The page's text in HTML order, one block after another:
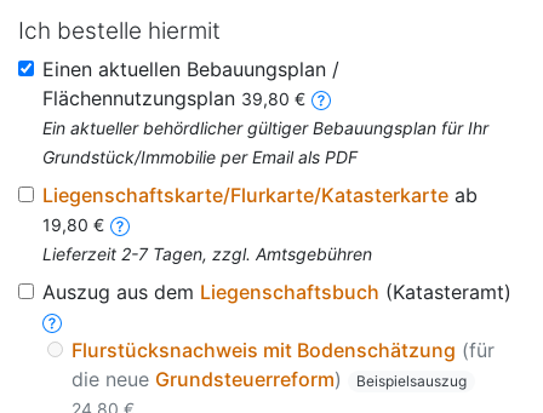
Ich bestelle hiermit
Einen aktuellen Bebauungsplan /
Flächennutzungsplan 39,80 €
Ein aktueller behördlicher gültiger Bebauungsplan für Ihr
Grundstück/Immobilie per Email als PDF
Liegenschaftskarte/Flurkarte/Katasterkarte ab
19,80 €
Lieferzeit 2-7 Tagen, zzgl. Amtsgebühren
Auszug aus dem Liegenschaftsbuch (Katasteramt)
Flurstücksnachweis mit Bodenschätzung (für
die neue Grundsteuerreform) Beispielsauszug
24,80 €